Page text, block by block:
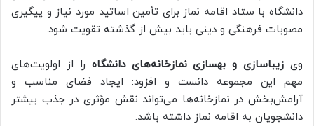
دانشگاه با ستاد اقامه نماز برای تأمین اساتید مورد نیاز و پیگیری
مصوبات فرهنگی و دینی باید بیش از گذشته تقویت شود.
وی زیباسازی و بهسازی نمازخانه‌های دانشگاه را از اولویت‌های
مهم این مجموعه دانست و افزود: ایجاد فضای مناسب و
آرامش‌بخش در نمازخانه‌ها می‌تواند نقش مؤثری در جذب بیشتر
دانشجویان به اقامه نماز داشته باشد.